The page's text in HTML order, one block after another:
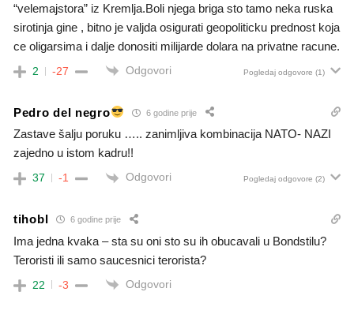
“velemajstora” iz Kremlja.Boli njega briga sto tamo neka ruska
sirotinja gine , bitno je valjda osigurati geopoliticku prednost koja
ce oligarsima i dalje donositi milijarde dolara na privatne racune.
2 -27 Odgovori Pogledaj odgovore (1)
Pedro del negro 6 godine prije
Zastave šalju poruku ….. zanimljiva kombinacija NATO- NAZI
zajedno u istom kadru!!
37 -1 Odgovori Pogledaj odgovore (2)
tihobl 6 godine prije
Ima jedna kvaka – sta su oni sto su ih obucavali u Bondstilu?
Teroristi ili samo saucesnici terorista?
22 -3 Odgovori